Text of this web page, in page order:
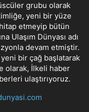
grubu olarak
yeni bir yüze
etmeyip bütün
Ulaşım Dünyası adı
devam etmiştir.
yeni bir çağ başlatarak
olarak, İlkeli haber
ulaştırıyoruz.